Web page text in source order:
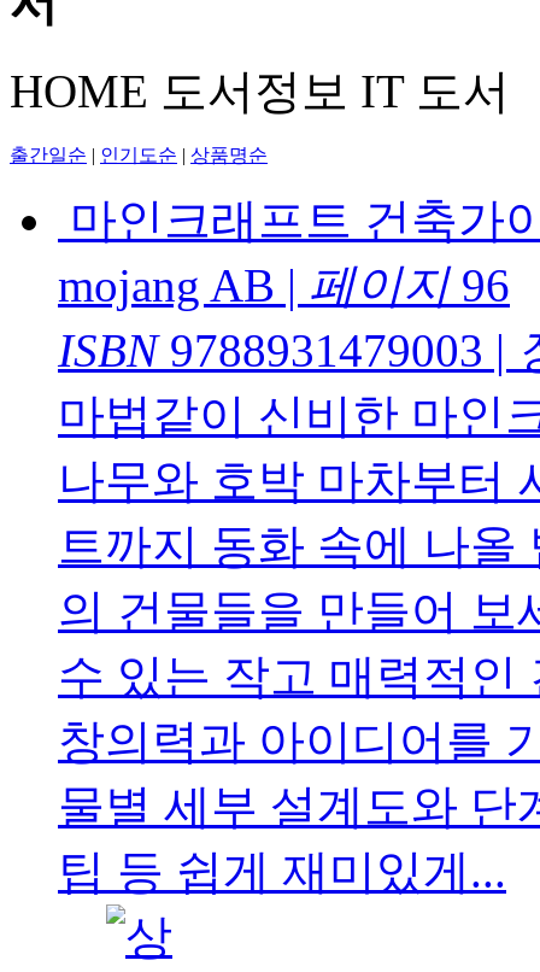
HOME 도서정보 IT 도서
출간일순 | 인기도순 | 상품명순
마인크래프트 건축가
mojang AB | 페이지96
ISBN9788931479003 |
마법같이 신비한 마인
나무와 호박 마차부터
트까지 동화 속에 나올
의 건물들을 만들어 보
수 있는 작고 매력적인
창의력과 아이디어를
물별 세부 설계도와 단
팁 등 쉽게 재미있게...